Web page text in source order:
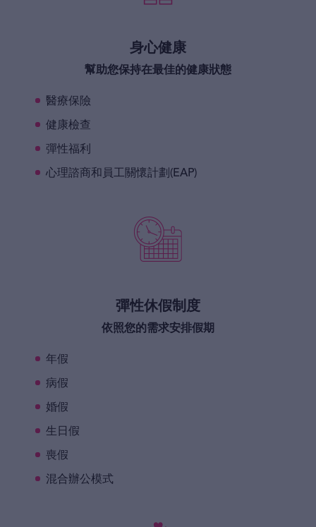
身心健康
幫助您保持在最佳的健康狀態
醫療保險
健康檢查
彈性福利
心理諮商和員工關懷計劃(EAP)
彈性休假制度
依照您的需求安排假期
年假
病假
婚假
生日假
喪假
混合辦公模式